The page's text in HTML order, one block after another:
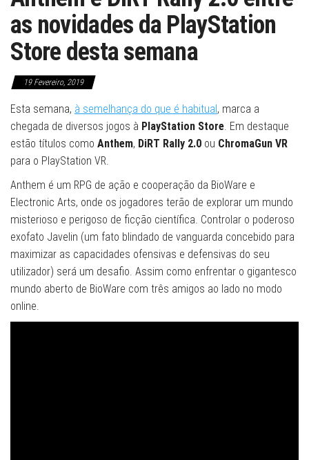
as novidades da PlayStation
Store desta semana
19 Fevereiro, 2019
Esta semana, à semelhança do que é habitual, marca a
chegada de diversos jogos à PlayStation Store . Em destaque
estão títulos como Anthem, DiRT Rally 2.0 ou ChromaGun VR
para o PlayStation VR.
Anthem é um RPG de ação e cooperação da BioWare e
Electronic Arts, onde os jogadores terão de explorar um mundo
misterioso e perigoso de ficção científica. Controlar o poderoso
exofato Javelin (um fato blindado de vanguarda concebido para
maximizar as capacidades ofensivas e defensivas do seu
utilizador) será um desafio. Assim como enfrentar o gigantesco
mundo aberto de BioWare com três amigos ao lado no modo
online.